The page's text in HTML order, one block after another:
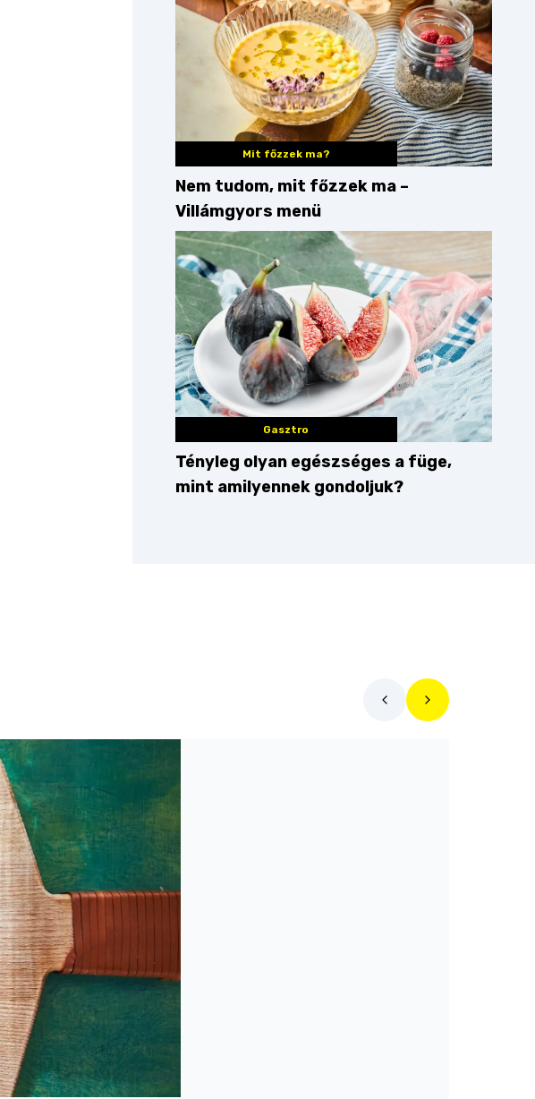
Mit főzzek ma?
Nem tudom, mit főzzek ma –
Villámgyors menü
Gasztro
Tényleg olyan egészséges a füge,
mint amilyennek gondoljuk?